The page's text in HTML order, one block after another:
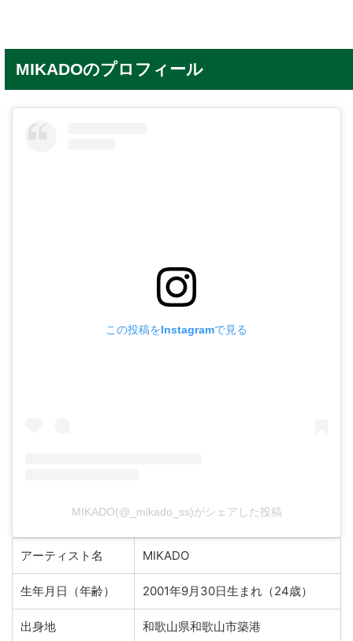
MIKADOのプロフィール
この投稿をInstagramで見る
MIKADO(@_mikado_ss)がシェアした投稿
アーティスト名 MIKADO
生年月日（年齢） 2001年9月30日生まれ（24歳）
出身地 和歌山県和歌山市築港